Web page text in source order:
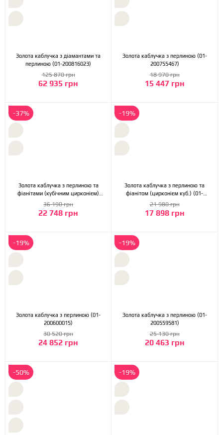
Золота каблучка з діамантами та
перлиною (01-200816023)
62 935 грн
125 870 грн
Золота каблучка з перлиною (01-
200755467)
15 447 грн
18 970 грн
-37%
Золота каблучка з перлиною та
фіанітами (кубічним цирконієм)
(3б_к-131)
22 748 грн
36 190 грн
-19%
Золота каблучка з перлиною та
фіанітом (цирконієм куб.) (01-
200755403)
17 898 грн
21 980 грн
-19%
Золота каблучка з перлиною (01-
200600015)
24 852 грн
30 520 грн
-19%
Золота каблучка з перлиною (01-
200559581)
20 463 грн
25 130 грн
-50% -19%